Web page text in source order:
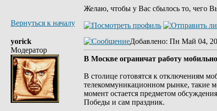
Желаю, чтобы у Вас сбылось то, чего
Вернуться к началу
yorick
Модератор
Добавлено: Пн Май 04,
В Москве ограничат работу
В столице готовятся к отключениям
телекоммуникационном рынке, такие
момент остается предметом
Победы и сам праздник.